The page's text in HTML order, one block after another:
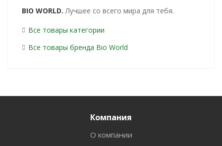
BIO WORLD. Лучшее со всего мира для тебя.
Все товары категории
Все товары бренда Bio World
Компания
О компании